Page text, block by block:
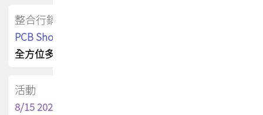
整合行銷
PCB Shop 採購指南
全方位多元曝光方案
活動
8/15 2026 TPCA健康盃保齡球聯誼賽